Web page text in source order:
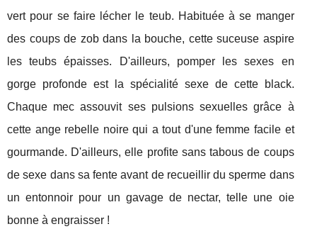
vert pour se faire lécher le teub. Habituée à se manger
des coups de zob dans la bouche, cette suceuse aspire
les teubs épaisses. D'ailleurs, pomper les sexes en
gorge profonde est la spécialité sexe de cette black.
Chaque mec assouvit ses pulsions sexuelles grâce à
cette ange rebelle noire qui a tout d'une femme facile et
gourmande. D'ailleurs, elle profite sans tabous de coups
de sexe dans sa fente avant de recueillir du sperme dans
un entonnoir pour un gavage de nectar, telle une oie
bonne à engraisser !